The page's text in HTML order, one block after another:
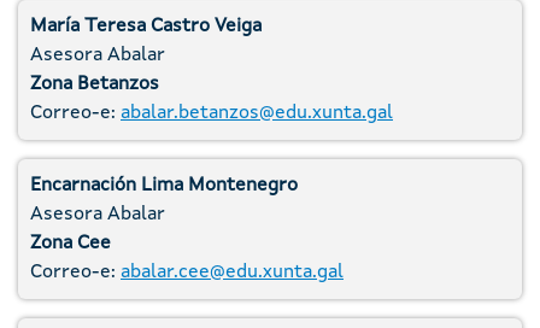
María Teresa Castro Veiga
Asesora Abalar
Zona Betanzos
Correo-e: abalar.betanzos@edu.xunta.gal
Encarnación Lima Montenegro
Asesora Abalar
Zona Cee
Correo-e: abalar.cee@edu.xunta.gal